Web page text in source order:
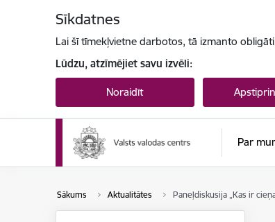
Sīkdatnes
Lai šī tīmekļvietne darbotos, tā izmanto
Lūdzu, atzīmējiet savu izvēli:
Noraidīt
Par
Sākums Aktualitātes Paneļdiskusija „Kas ir